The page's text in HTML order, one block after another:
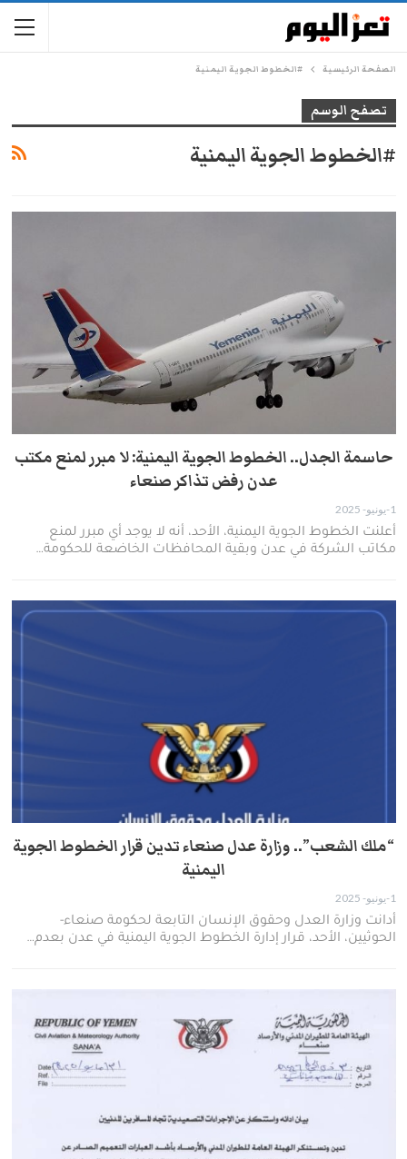
الصفحة الرئيسية #الخطوط الجوية اليمنية
تصفح الوسم
#الخطوط الجوية اليمنية
حاسمة الجدل.. الخطوط الجوية اليمنية: لا مبرر لمنع مكتب
عدن رفض تذاكر صنعاء
1-يونيو- 2025
أعلنت الخطوط الجوية اليمنية، الأحد، أنه لا يوجد أي مبرر لمنع
مكاتب الشركة في عدن وبقية المحافظات الخاضعة للحكومة…
“ملك الشعب”.. وزارة عدل صنعاء تدين قرار الخطوط الجوية
اليمنية
1-يونيو- 2025
أدانت وزارة العدل وحقوق الإنسان التابعة لحكومة صنعاء-
الحوثيين، الأحد، قرار إدارة الخطوط الجوية اليمنية في عدن بعدم…